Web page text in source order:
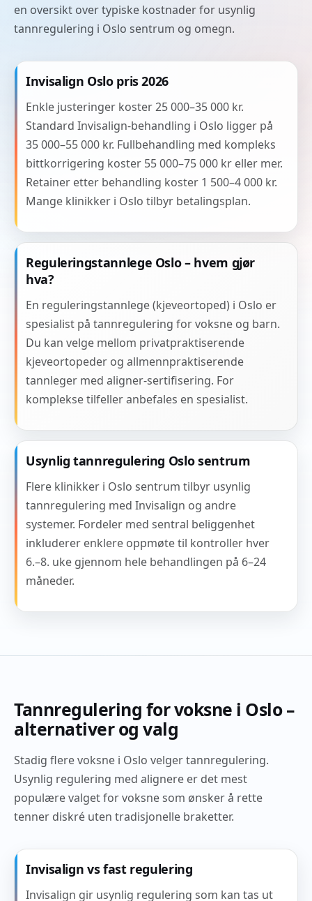
en oversikt over typiske kostnader for usynlig
tannregulering i Oslo sentrum og omegn.
Invisalign Oslo pris 2026
Enkle justeringer koster 25 000–35 000 kr.
Standard Invisalign-behandling i Oslo ligger på
35 000–55 000 kr. Fullbehandling med kompleks
bittkorrigering koster 55 000–75 000 kr eller mer.
Retainer etter behandling koster 1 500–4 000 kr.
Mange klinikker i Oslo tilbyr betalingsplan.
Reguleringstannlege Oslo – hvem gjør
hva?
En reguleringstannlege (kjeveortoped) i Oslo er
spesialist på tannregulering for voksne og barn.
Du kan velge mellom privatpraktiserende
kjeveortopeder og allmennpraktiserende
tannleger med aligner-sertifisering. For
komplekse tilfeller anbefales en spesialist.
Usynlig tannregulering Oslo sentrum
Flere klinikker i Oslo sentrum tilbyr usynlig
tannregulering med Invisalign og andre
systemer. Fordeler med sentral beliggenhet
inkluderer enklere oppmøte til kontroller hver
6.–8. uke gjennom hele behandlingen på 6–24
måneder.
Tannregulering for voksne i Oslo –
alternativer og valg
Stadig flere voksne i Oslo velger tannregulering.
Usynlig regulering med alignere er det mest
populære valget for voksne som ønsker å rette
tenner diskré uten tradisjonelle braketter.
Invisalign vs fast regulering
Invisalign gir usynlig regulering som kan tas ut